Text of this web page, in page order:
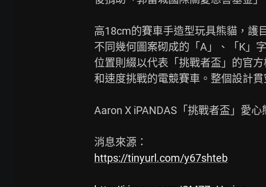
高18cm的賽車手造型玩具熊貓，護
不同幾何圖案砌成的「A」、「K」
位置則綴以代表「挑戰者盃」的官
和速度挑戰的電競賽車。整個設計
Aaron X iPANDAS「挑戰者盃」愛心
https://tinyurl.com/y67shteb